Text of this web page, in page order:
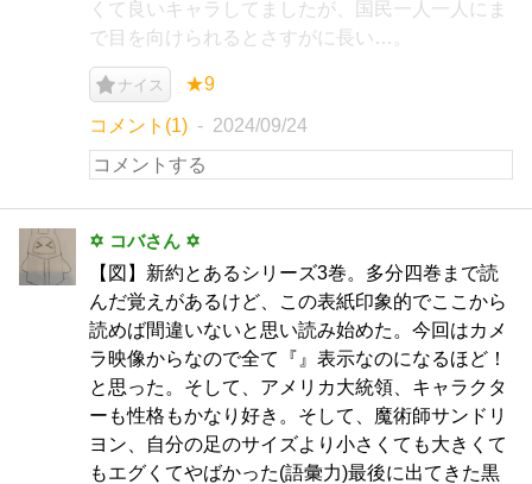
くて良いキャラしてましたが、国民一人一人にま
で目を向けられるとさすがに長い…。
ナイス ★9
コメント(1) 2024/09/24
✡ コバさん ✡
【図】新約とあるシリーズ3巻。多分四巻まで読
んだ覚えがあるけど、この表紙印象的でここから
読めば間違いないと思い読み始めた。今回はカメ
ラ映像からなので全て『』表示なのになるほど！
と思った。そして、アメリカ大統領、キャラクタ
ーも性格もかなり好き。そして、魔術師サンドリ
ヨン、自分の足のサイズより小さくても大きくて
もエグくてやばかった(語彙力)最後に出てきた黒